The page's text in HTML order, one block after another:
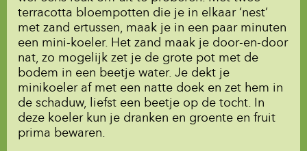
terracotta bloempotten die je in elkaar ‘nest’
met zand ertussen, maak je in een paar minuten
een mini-koeler. Het zand maak je door-en-door
nat, zo mogelijk zet je de grote pot met de
bodem in een beetje water. Je dekt je
minikoeler af met een natte doek en zet hem in
de schaduw, liefst een beetje op de tocht. In
deze koeler kun je dranken en groente en fruit
prima bewaren.